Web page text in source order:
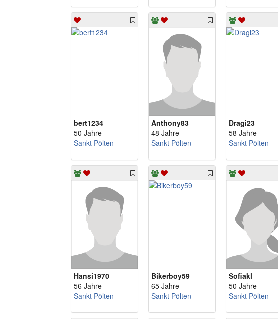
bert1234
50 Jahre
Sankt Pölten
Anthony83
48 Jahre
Sankt Pölten
Dragi23
58 Jahre
Sankt Pölten
Hansi1970
56 Jahre
Sankt Pölten
Bikerboy59
65 Jahre
Sankt Pölten
Sofiakl
50 Jahre
Sankt Pölten